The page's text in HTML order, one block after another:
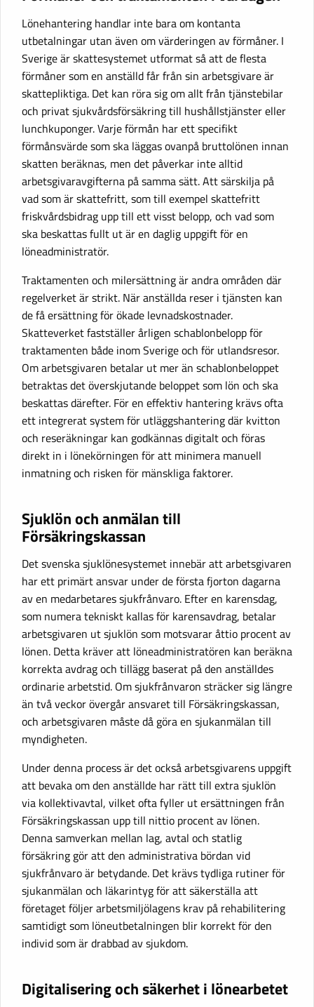
Lönehantering handlar inte bara om kontanta
utbetalningar utan även om värderingen av förmåner. I
Sverige är skattesystemet utformat så att de flesta
förmåner som en anställd får från sin arbetsgivare är
skattepliktiga. Det kan röra sig om allt från tjänstebilar
och privat sjukvårdsförsäkring till hushållstjänster eller
lunchkuponger. Varje förmån har ett specifikt
förmånsvärde som ska läggas ovanpå bruttolönen innan
skatten beräknas, men det påverkar inte alltid
arbetsgivaravgifterna på samma sätt. Att särskilja på
vad som är skattefritt, som till exempel skattefritt
friskvårdsbidrag upp till ett visst belopp, och vad som
ska beskattas fullt ut är en daglig uppgift för en
löneadministratör.
Traktamenten och milersättning är andra områden där
regelverket är strikt. När anställda reser i tjänsten kan
de få ersättning för ökade levnadskostnader.
Skatteverket fastställer årligen schablonbelopp för
traktamenten både inom Sverige och för utlandsresor.
Om arbetsgivaren betalar ut mer än schablonbeloppet
betraktas det överskjutande beloppet som lön och ska
beskattas därefter. För en effektiv hantering krävs ofta
ett integrerat system för utläggshantering där kvitton
och reseräkningar kan godkännas digitalt och föras
direkt in i lönekörningen för att minimera manuell
inmatning och risken för mänskliga faktorer.
Sjuklön och anmälan till
Försäkringskassan
Det svenska sjuklönesystemet innebär att arbetsgivaren
har ett primärt ansvar under de första fjorton dagarna
av en medarbetares sjukfrånvaro. Efter en karensdag,
som numera tekniskt kallas för karensavdrag, betalar
arbetsgivaren ut sjuklön som motsvarar åttio procent av
lönen. Detta kräver att löneadministratören kan beräkna
korrekta avdrag och tillägg baserat på den anställdes
ordinarie arbetstid. Om sjukfrånvaron sträcker sig längre
än två veckor övergår ansvaret till Försäkringskassan,
och arbetsgivaren måste då göra en sjukanmälan till
myndigheten.
Under denna process är det också arbetsgivarens uppgift
att bevaka om den anställde har rätt till extra sjuklön
via kollektivavtal, vilket ofta fyller ut ersättningen från
Försäkringskassan upp till nittio procent av lönen.
Denna samverkan mellan lag, avtal och statlig
försäkring gör att den administrativa bördan vid
sjukfrånvaro är betydande. Det krävs tydliga rutiner för
sjukanmälan och läkarintyg för att säkerställa att
företaget följer arbetsmiljölagens krav på rehabilitering
samtidigt som löneutbetalningen blir korrekt för den
individ som är drabbad av sjukdom.
Digitalisering och säkerhet i lönearbetet